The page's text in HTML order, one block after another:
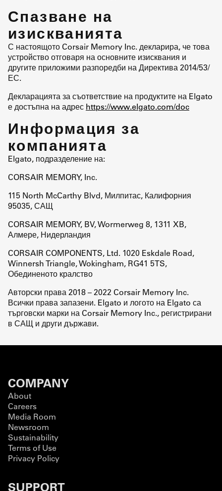
Спазване на
изискванията
С настоящото Corsair Memory Inc. декларира, че това
устройство отговаря на основните изисквания и
другите приложими разпоредби на Директива 2014/53/
ЕС.
Декларацията за съответствие на продуктите на Elgato
е достъпна на адрес https://www.elgato.com/doc
Информация за
компанията
Elgato, подразделение на:
CORSAIR MEMORY, Inc.
115 North McCarthy Blvd, Милпитас, Калифорния
95035, САЩ
CORSAIR MEMORY, BV, Wormerweg 8, 1311 XB,
Алмере, Нидерландия
CORSAIR COMPONENTS, Ltd. 1020 Eskdale Road,
Winnersh Triangle, Wokingham, RG41 5TS,
Обединеното кралство
Авторски права 2018 – 2022 Corsair Memory Inc.
Всички права запазени. Elgato и логото на Elgato са
търговски марки на Corsair Memory Inc., регистрирани
в САЩ и други държави.
COMPANY
About
Careers
Media Room
Newsroom
Sustainability
Terms of Use
Privacy Policy
SUPPORT